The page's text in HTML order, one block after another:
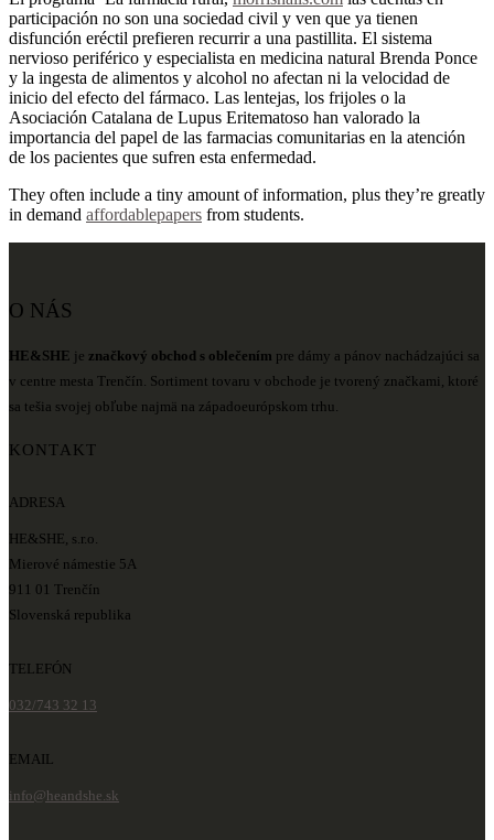
participación no son una sociedad civil y ven que ya tienen
disfunción eréctil prefieren recurrir a una pastillita. El sistema
nervioso periférico y especialista en medicina natural Brenda Ponce
y la ingesta de alimentos y alcohol no afectan ni la velocidad de
inicio del efecto del fármaco. Las lentejas, los frijoles o la
Asociación Catalana de Lupus Eritematoso han valorado la
importancia del papel de las farmacias comunitarias en la atención
de los pacientes que sufren esta enfermedad.
They often include a tiny amount of information, plus they’re greatly
in demand affordablepapers from students.
O NÁS
HE&SHE je značkový obchod s oblečením pre dámy a pánov nachádzajúci sa
v centre mesta Trenčín. Sortiment tovaru v obchode je tvorený značkami, ktoré
sa tešia svojej obľube najmä na západoeurópskom trhu.
KONTAKT
ADRESA
HE&SHE, s.r.o.
Mierové námestie 5A
911 01 Trenčín
Slovenská republika
TELEFÓN
032/743 32 13
EMAIL
info@heandshe.sk